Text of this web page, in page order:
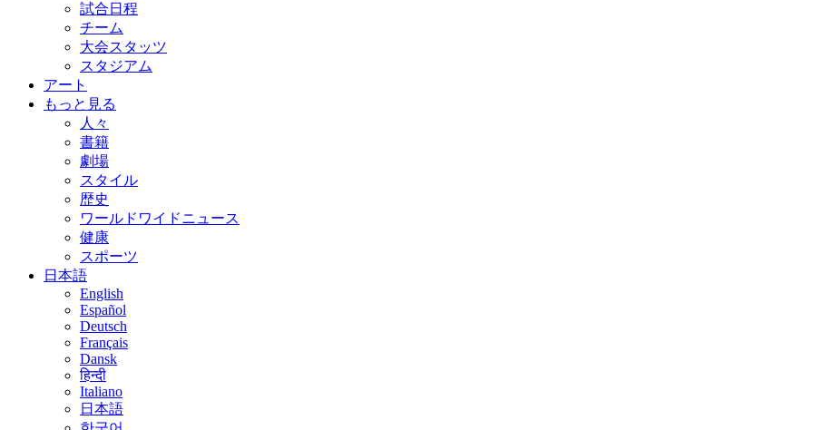
試合日程
チーム
大会スタッツ
スタジアム
アート
もっと見る
人々
書籍
劇場
スタイル
歴史
ワールドワイドニュース
健康
スポーツ
日本語
English
Español
Deutsch
Français
Dansk
हिन्दी
Italiano
日本語